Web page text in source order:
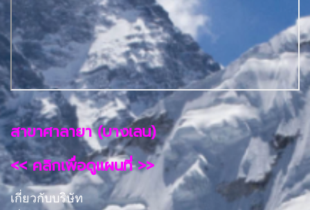
สาขาศาลายา (บางเลน)
<< คลิกเพื่อดูแผนที่ >>
เกี่ยวกับบริษัท